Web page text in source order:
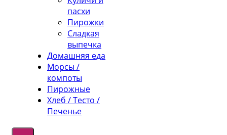
пасхи
Пирожки
Сладкая
выпечка
Домашняя еда
Морсы /
компоты
Пирожные
Хлеб / Тесто /
Печенье